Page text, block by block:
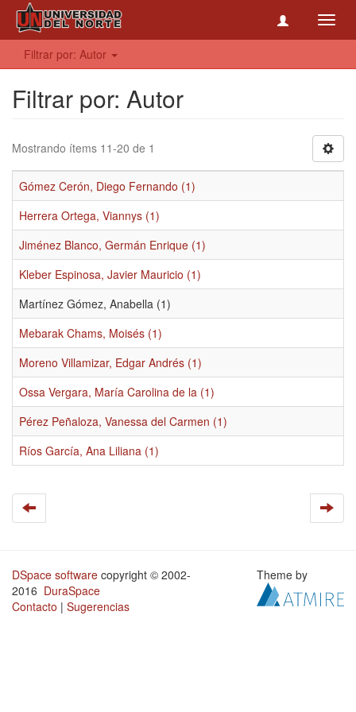
Filtrar por: Autor
Filtrar por: Autor
Mostrando ítems 11-20 de 1
Gómez Cerón, Diego Fernando (1)
Herrera Ortega, Viannys (1)
Jiménez Blanco, Germán Enrique (1)
Kleber Espinosa, Javier Mauricio (1)
Martínez Gómez, Anabella (1)
Mebarak Chams, Moisés (1)
Moreno Villamizar, Edgar Andrés (1)
Ossa Vergara, María Carolina de la (1)
Pérez Peñaloza, Vanessa del Carmen (1)
Ríos García, Ana Liliana (1)
DSpace software copyright © 2002-
2016 DuraSpace
Contacto | Sugerencias
Theme by